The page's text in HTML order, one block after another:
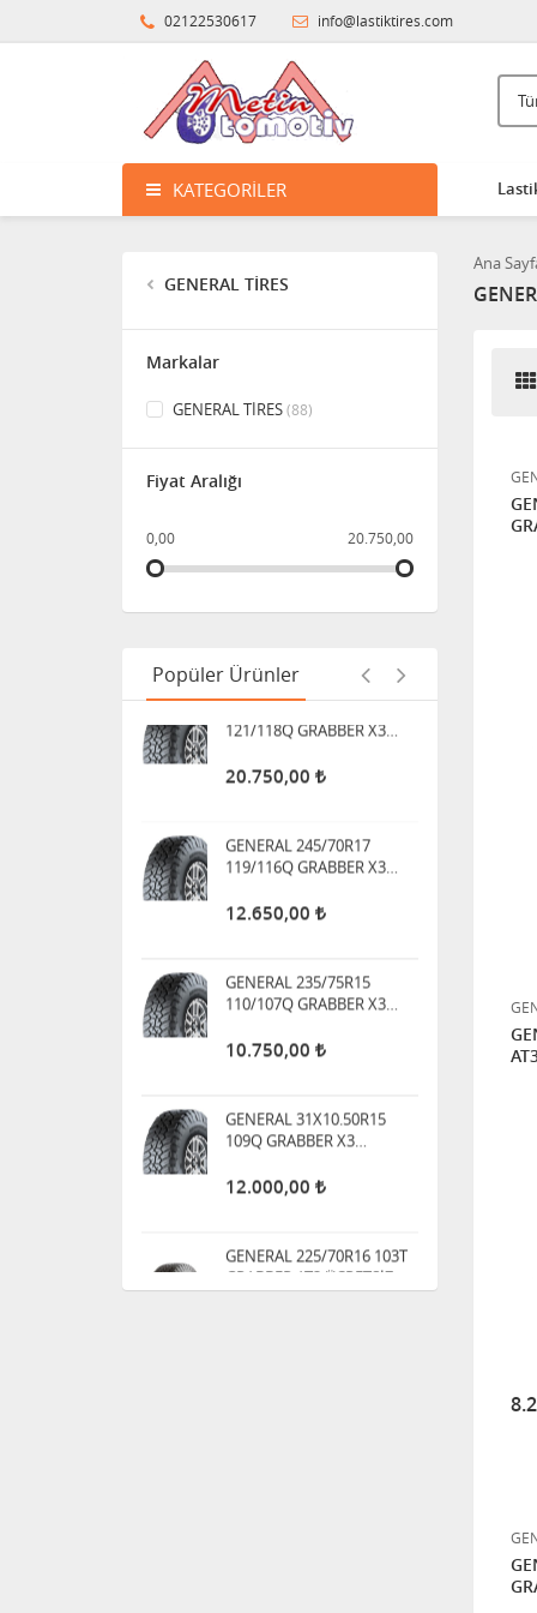
02122530617 info@lastiktires.com
KATEGORILER
GENERAL TİRES
Markalar
GENERAL TİRES(88)
Fiyat Aralığı
0,00 20.750,00
Popüler Ürünler
GENERAL 225/70R16 103T
GRABBER AT3 ÜCRETSİZ
KARGO
7.000,00
GENERAL 235/55R17 99H
10.750,00
11.800,00
GENERAL 225/60R18 104H
XL FR GRABBER AT3
GENERAL 285/70R17 10PR
20.750,00
119/116Q GRABBER X3
ÜCRETSİZ KARGO
110/107Q GRABBER X3
ÜCRETSİZ KARGO
109Q GRABBER X3
ÜCRETSİZ KARGO
GRABBER AT3 ÜCRETSİZ
GENERAL 235/55R17 99H
Ana